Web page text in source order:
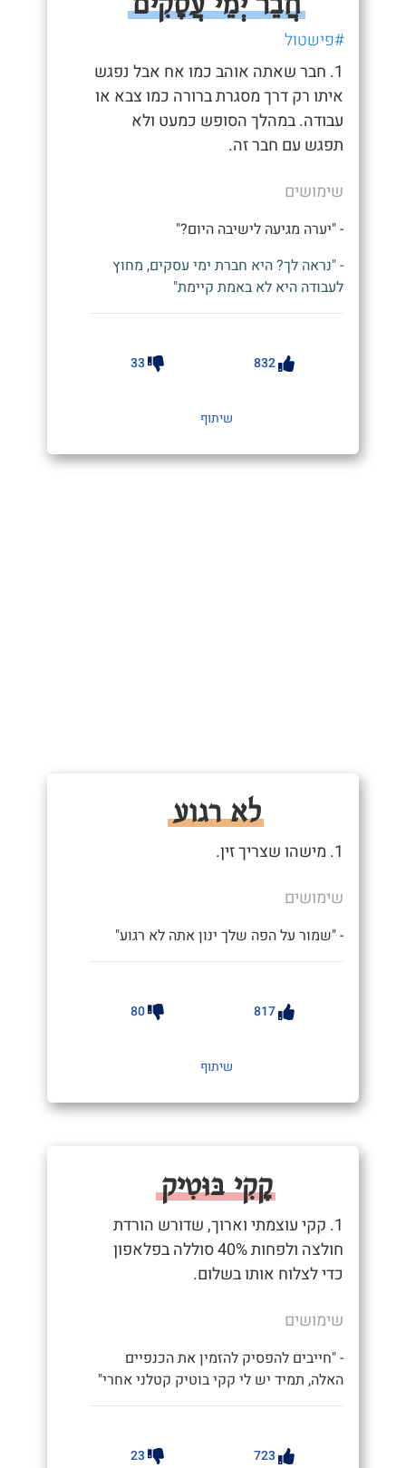
#פישטול
1. חבר שאתה אוהב כמו אח אבל נפגש
איתו רק דרך מסגרת ברורה כמו צבא או
עבודה. במהלך הסופש כמעט ולא
תפגש עם חבר זה.
שימושים
- "יערה מגיעה לישיבה היום?"
- "נראה לך? היא חברת ימי עסקים, מחוץ
לעבודה היא לא באמת קיימת"
832
33
שיתוף
לא רגוע
1. מישהו שצריך זין.
שימושים
- "שמור על הפה שלך ינון אתה לא רגוע"
817
80
שיתוף
קָקִי בּוּטִיק
1. קקי עוצמתי וארוך, שדורש הורדת
חולצה ולפחות 40% סוללה בפלאפון
כדי לצלוח אותו בשלום.
שימושים
- "חייבים להפסיק להזמין את הכנפיים
האלה, תמיד יש לי קקי בוטיק קטלני אחרי"
723
23